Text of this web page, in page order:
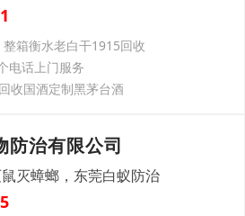
箱衡水老白干1915回收
电话上门服务
收国酒定制黑茅台酒
防治有限公司
灭蟑螂，东莞白蚁防治